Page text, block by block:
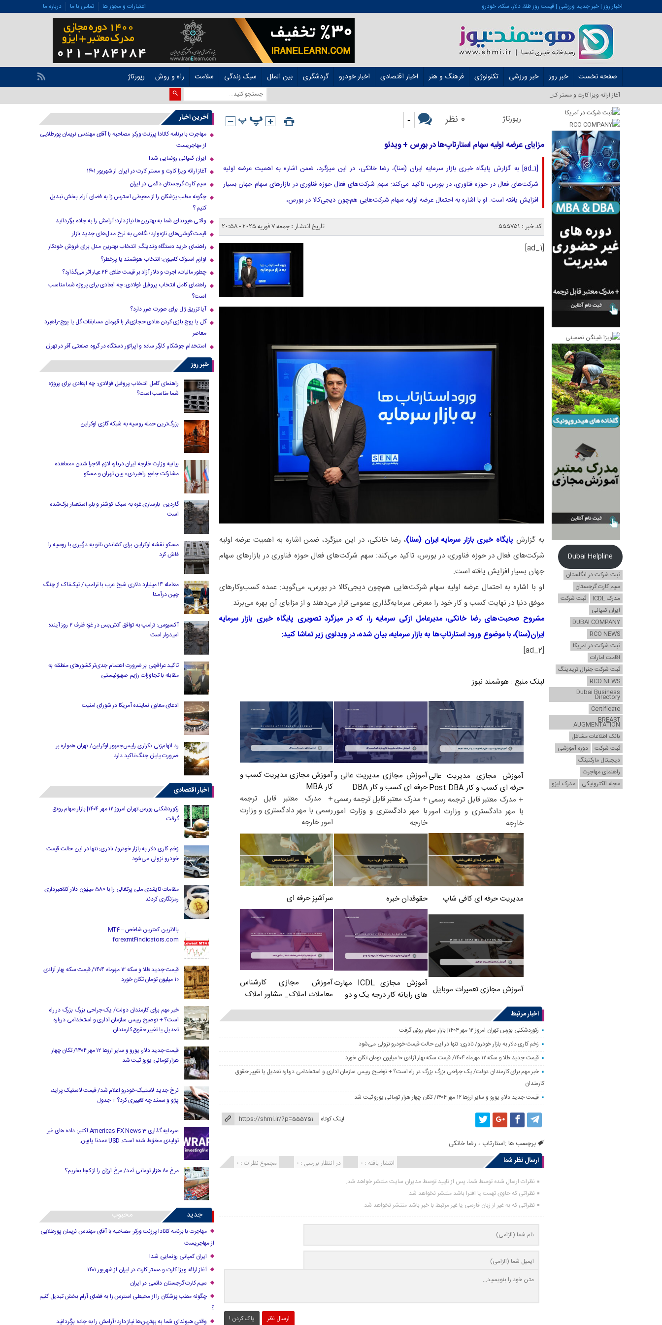
اخبار روز | خبر جدید ورزشی | قیمت روز طلا، دلار، سکه، خودرو اعتبارات و مجوز ها تماس با ما درباره ما
صفحه نخست خبر روز خبر ورزشی تکنولوژی فرهنگ و هنر اخبار اقتصادی اخبار خودرو گردشگری بین الملل سبک زندگی سلامت راه و روش رپورتاژ
آغاز ارائه ویزا کارت و مستر کارت در ایران _
رپورتاژ 0 نظر -
مزایای عرضه اولیه سهام استارتاپ‌ها در بورس + ویدئو
[ad_1] به گزارش پایگاه خبری بازار سرمایه ایران (سنا)، رضا خانکی، در این میزگرد، ضمن اشاره به اهمیت عرضه اولیه
شرکت‌های فعال در حوزه فناوری، در بورس، تاکید می‌کند: سهم شرکت‌های فعال حوزه فناوری در بازارهای سهام جهان بسیار
افزایش یافته است. او با اشاره به احتمال عرضه اولیه سهام شرکت‌هایی هم‌چون دیجی‌کالا در بورس،
کد خبر : 555751 تاریخ انتشار : جمعه 7 فوریه 2025 - 20:58
[ad_1]
به گزارش پایگاه خبری بازار سرمایه ایران (سنا)، رضا خانکی، در این میزگرد، ضمن اشاره به اهمیت عرضه اولیه
شرکت‌های فعال در حوزه فناوری، در بورس، تاکید می‌کند: سهم شرکت‌های فعال حوزه فناوری در بازارهای سهام
جهان بسیار افزایش یافته است.
او با اشاره به احتمال عرضه اولیه سهام شرکت‌هایی هم‌چون دیجی‌کالا در بورس، می‌گوید: عمده کسب‌وکارهای
موفق دنیا در نهایت کسب و کار خود را معرض سرمایه‌گذاری عمومی قرار می‌دهند و از مزایای آن بهره می‌برند.
مشروح صحبت‌های رضا خانکی، مدیرعامل ازکی سرمایه را، که در میزگرد تصویری پایگاه خبری بازار سرمایه
ایران(سنا)، با موضوع ورود استارتاپ‌ها به بازار سرمایه، بیان شده، در ویدئوی زیر تماشا کنید:
[ad_2]
لینک منبع : هوشمند نیوز
آموزش مجازی مدیریت عالی
حرفه ای کسب و کار Post DBA
+ مدرک معتبر قابل ترجمه رسمی
با مهر دادگستری و وزارت امور
خارجه
آموزش مجازی مدیریت عالی و
حرفه ای کسب و کار DBA
+ مدرک معتبر قابل ترجمه رسمی
با مهر دادگستری و وزارت امور
خارجه
آموزش مجازی مدیریت کسب و
کار MBA
+ مدرک معتبر قابل ترجمه
رسمی با مهر دادگستری و وزارت
امور خارجه
مدیریت حرفه ای کافی شاپ حقوقدان خبره سرآشپز حرفه ای
آموزش مجازی تعمیرات موبایل
آموزش مجازی ICDL مهارت
های رایانه کار درجه یک و دو
آموزش مجازی کارشناس
معاملات املاک_ مشاور املاک
اخبار مرتبط
رکوردشکنی بورس تهران امروز ۱۲ مهر ۱۴۰۴| بازار سهام رونق گرفت
زخم کاری دلار به بازار خودرو/ نادری: تنها در این حالت قیمت خودرو نزولی می‌شود
قیمت جدید طلا و سکه ۱۲ مهرماه ۱۴۰۴/ قیمت سکه بهار آزادی ۱۰ میلیون تومان تکان خورد
خبر مهم برای کارمندان دولت/ یک جراحی بزرگ بزرگ در راه است؟ + توضیح رییس سازمان اداری و استخدامی درباره تعدیل یا تغییر حقوق
کارمندان
قیمت جدید دلار، یورو و سایر ارزها ۱۲ مهر ۱۴۰۴/ تکان چهار هزار تومانی یورو ثبت شد
لینک کوتاه
برچسب ها :استارتاپ ، رضا خانکی
ارسال نظر شما
مجموع نظرات : 0 در انتظار بررسی : 0 انتشار یافته : 0
نظرات ارسال شده توسط شما، پس از تایید توسط مدیران سایت منتشر خواهد شد.
نظراتی که حاوی تهمت یا افترا باشد منتشر نخواهد شد.
نظراتی که به غیر از زبان فارسی یا غیر مرتبط با خبر باشد منتشر نخواهد شد.
ارسال نظر پاک کردن !
Dubai Helpline
ثبت شرکت در انگلستان
سیم کارت گرجستان
مدرک ICDL
ثبت شرکت
ایران کمپانی
DUBAI COMPANY
RCO NEWS
ثبت شرکت در آمریکا
اقامت امارات
ثبت شرکت جنرال تریدینگ
RCO NEWS
Dubai Business
Directory
Certificate
BREAST
AUGMENTATION
بانک اطلاعات مشاغل
ثبت شرکت
دوره آموزشی
دیجیتال مارکتینگ
راهنمای مهاجرت
مجله الکترونیکی
مدرک ایزو
آخرین اخبار
مهاجرت با برنامه کانادا پرزنت ورکر: مصاحبه با آقای مهندس نریمان پورطلایی
از مهاجریست
ایران کمپانی رونمایی شد!
آغاز ارائه ویزا کارت و مستر کارت در ایران از شهریور ۱۴۰۱
سیم کارت گرجستان دائمی در ایران
چگونه مطب پزشکان را از محیطی استرس زا به فضای آرام بخش تبدیل
کنیم ؟
وقتی هیوندای شما به بهترین‌ها نیاز دارد؛ آرامش را به جاده برگردانید
قیمت گوشی‌های تازه‌وارد؛ نگاهی به نرخ مدل‌های جدید بازار
راهنمای خرید دستگاه وندینگ: انتخاب بهترین مدل برای فروش خودکار
لوازم استوک کامیون؛ انتخاب هوشمند یا پرخطر؟
چطور مالیات، اجرت و دلار آزاد بر قیمت طلای ۲۴ عیار اثر می‌گذارد؟
راهنمای کامل انتخاب پروفیل فولادی: چه ابعادی برای پروژه شما مناسب
است؟
آیا تزریق ژل برای صورت ضرر دارد​؟
گل یا پوچ بازی کردن هادی حجازی‌فر با قهرمان مسابقات گل یا پوچ-راهبرد
معاصر
استخدام جوشکار، کارگر ساده و اپراتور دستگاه در گروه صنعتی آفر در تهران
خبر روز
راهنمای کامل انتخاب پروفیل فولادی: چه ابعادی برای پروژه
شما مناسب است؟
بزرگ‌ترین حمله روسیه به شبکه گازی اوکراین
بیانیه وزارت خارجه ایران درباره لازم‌ الاجرا شدن «معاهده
مشارکت جامع راهبردی» بین تهران و مسکو
گاردین: بازسازی غزه به سبک کوشنر و بلر، استعمار بزک‌شده
است
مسکو نقشه اوکراین برای کشاندن ناتو به درگیری با روسیه را
فاش کرد
معامله ۱۴ میلیارد دلاری شیخ عرب با ترامپ / تیک‌تاک از چنگ
چین درآمد!
آکسیوس: ترامپ به توافق آتش‌بس در غزه ظرف ۲ روز آینده
امیدوار است
تاکید عراقچی بر ضرورت اهتمام جدی‌تر کشورهای منطقه به
مقابله با تجاوزات رژیم صهیونیستی
ادعای معاون نماینده آمریکا در شورای امنیت
رد اتهام‌زنی تکراری رئیس‌جمهور اوکراین/ تهران همواره بر
ضرورت پایان جنگ تاکید دارد
اخبار اقتصادی
رکوردشکنی بورس تهران امروز ۱۲ مهر ۱۴۰۴| بازار سهام رونق
گرفت
زخم کاری دلار به بازار خودرو/ نادری: تنها در این حالت قیمت
خودرو نزولی می‌شود
مقامات تایلندی ملی پرتغالی را با 580 میلیون دلار کلاهبرداری
رمزنگاری کردند
بالاترین کمترین شاخص MT4 –
forexmt4indicators.com
قیمت جدید طلا و سکه ۱۲ مهرماه ۱۴۰۴/ قیمت سکه بهار آزادی
۱۰ میلیون تومان تکان خورد
خبر مهم برای کارمندان دولت/ یک جراحی بزرگ بزرگ در راه
است؟ + توضیح رییس سازمان اداری و استخدامی درباره
تعدیل یا تغییر حقوق کارمندان
قیمت جدید دلار، یورو و سایر ارزها ۱۲ مهر ۱۴۰۴/ تکان چهار
هزار تومانی یورو ثبت شد
نرخ جدید لاستیک خودرو اعلام شد/ قیمت لاستیک پراید،
پژو و سمند چه تغییری کرد؟ + جدول
سرمایه گذاری Americas FX News 3 اکتبر: داده های غیر
تولیدی مخلوط شده است. USD عمدتا پایین.
مرغ ۸۰ هزار تومانی آمد/ مرغ ارزان را از کجا بخریم؟
جدید محبوب
مهاجرت با برنامه کانادا پرزنت ورکر: مصاحبه با آقای مهندس نریمان پورطلایی
از مهاجریست
ایران کمپانی رونمایی شد!
آغاز ارائه ویزا کارت و مستر کارت در ایران از شهریور ۱۴۰۱
سیم کارت گرجستان دائمی در ایران
چگونه مطب پزشکان را از محیطی استرس زا به فضای آرام بخش تبدیل کنیم
؟
وقتی هیوندای شما به بهترین‌ها نیاز دارد؛ آرامش را به جاده برگردانید